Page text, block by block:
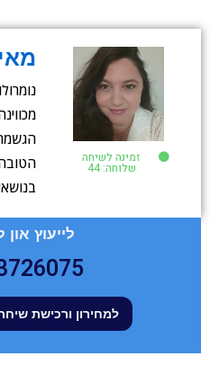
זמינה לשיחה
שלוחה: 44
לייעוץ און
למחירון ורכישת